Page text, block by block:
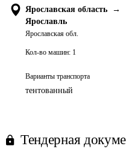
Ярославская область
→
Ярославль
Ярославская обл.
Кол-во машин: 1
Варианты транспорта
тентованный
Тендерная